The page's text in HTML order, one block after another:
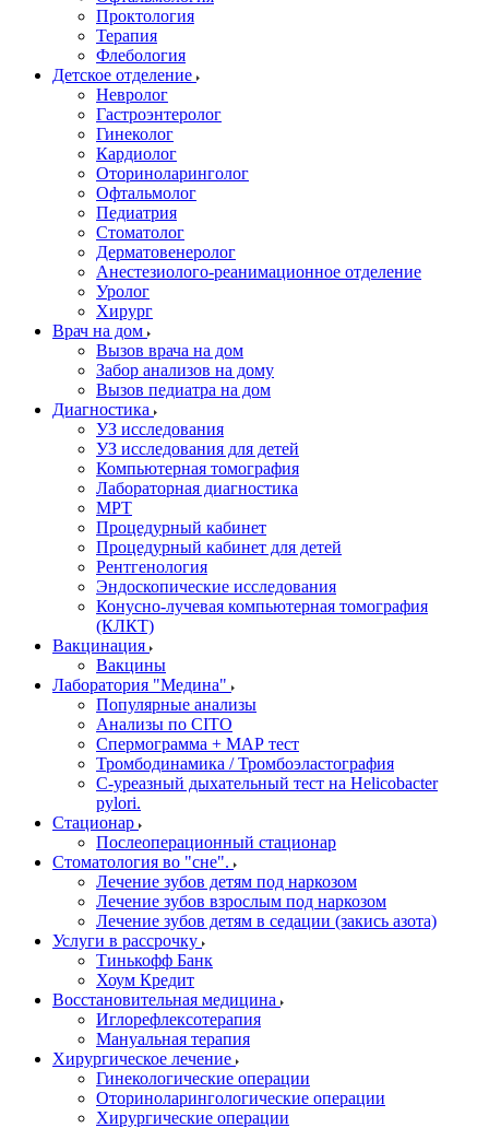
Проктология
Терапия
Флебология
Детское отделение
Невролог
Гастроэнтеролог
Гинеколог
Кардиолог
Оториноларинголог
Офтальмолог
Педиатрия
Стоматолог
Дерматовенеролог
Анестезиолого-реанимационное отделение
Уролог
Хирург
Врач на дом
Вызов врача на дом
Забор анализов на дому
Вызов педиатра на дом
Диагностика
УЗ исследования
УЗ исследования для детей
Компьютерная томография
Лабораторная диагностика
МРТ
Процедурный кабинет
Процедурный кабинет для детей
Рентгенология
Эндоскопические исследования
Конусно-лучевая компьютерная томография
(КЛКТ)
Вакцинация
Вакцины
Лаборатория "Медина"
Популярные анализы
Анализы по CITO
Спермограмма + МАР тест
Тромбодинамика / Тромбоэластография
С-уреазный дыхательный тест на Helicobacter
pylori.
Стационар
Послеоперационный стационар
Стоматология во "сне".
Лечение зубов детям под наркозом
Лечение зубов взрослым под наркозом
Лечение зубов детям в седации (закись азота)
Услуги в рассрочку
Тинькофф Банк
Хоум Кредит
Восстановительная медицина
Иглорефлексотерапия
Мануальная терапия
Хирургическое лечение
Гинекологические операции
Оториноларингологические операции
Хирургические операции